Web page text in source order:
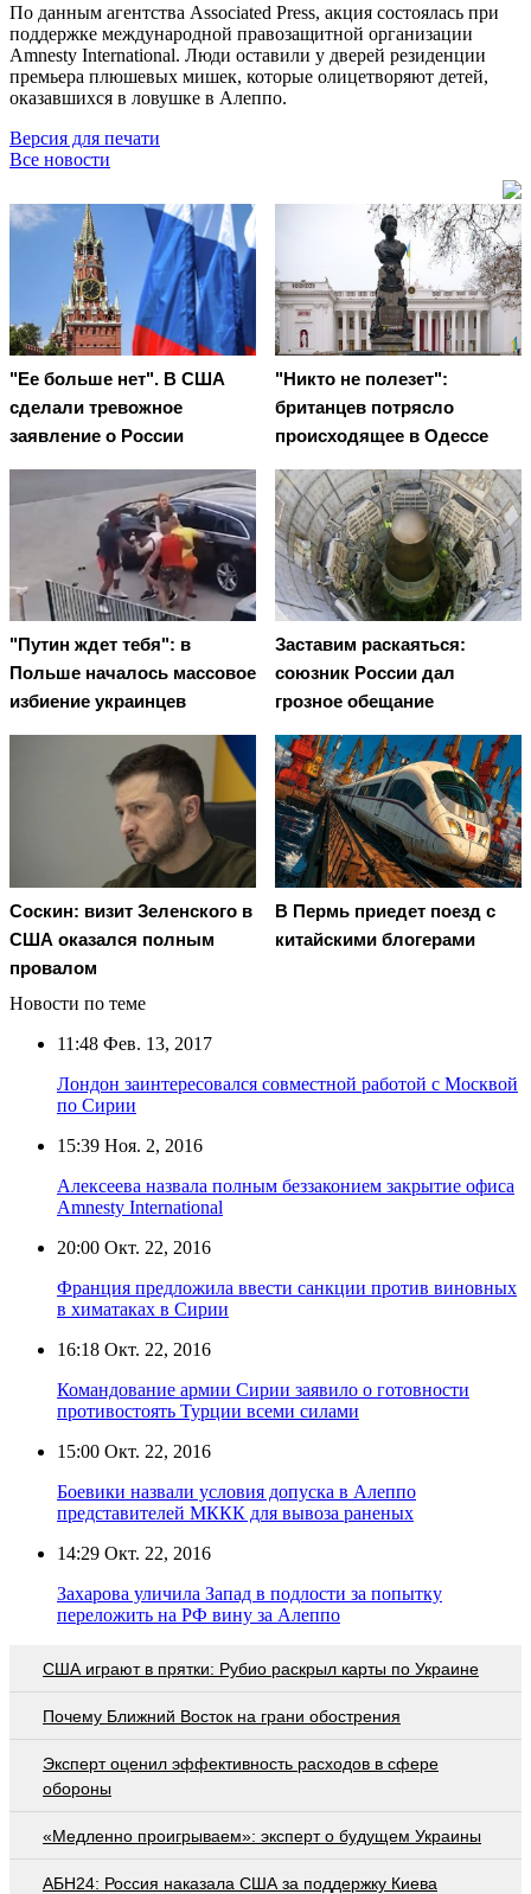
По данным агентства Associated Press, акция состоялась при
поддержке международной правозащитной организации
Amnesty International. Люди оставили у дверей резиденции
премьера плюшевых мишек, которые олицетворяют детей,
оказавшихся в ловушке в Алеппо.
Версия для печати
Все новости
"Ее больше нет". В США
сделали тревожное
заявление о России
"Никто не полезет":
британцев потрясло
происходящее в Одессе
"Путин ждет тебя": в
Польше началось массовое
избиение украинцев
Заставим раскаяться:
союзник России дал
грозное обещание
Соскин: визит Зеленского в
США оказался полным
провалом
В Пермь приедет поезд с
китайскими блогерами
Новости по теме
11:48 Фев. 13, 2017
Лондон заинтересовался совместной работой с Москвой
по Сирии
15:39 Ноя. 2, 2016
Алексеева назвала полным беззаконием закрытие офиса
Amnesty International
20:00 Окт. 22, 2016
Франция предложила ввести санкции против виновных
в химатаках в Сирии
16:18 Окт. 22, 2016
Командование армии Сирии заявило о готовности
противостоять Турции всеми силами
15:00 Окт. 22, 2016
Боевики назвали условия допуска в Алеппо
представителей МККК для вывоза раненых
14:29 Окт. 22, 2016
Захарова уличила Запад в подлости за попытку
переложить на РФ вину за Алеппо
США играют в прятки: Рубио раскрыл карты по Украине
Почему Ближний Восток на грани обострения
Эксперт оценил эффективность расходов в сфере
обороны
«Медленно проигрываем»: эксперт о будущем Украины
АБН24: Россия наказала США за поддержку Киева